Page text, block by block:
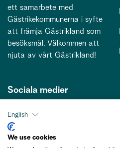
ett samarbete med
Gästrikekommunerna i syfte
att främja Gästrikland som
besöksmål. Välkommen att
njuta av vårt Gästrikland!
Sociala medier
Kontakt
English
We use cookies